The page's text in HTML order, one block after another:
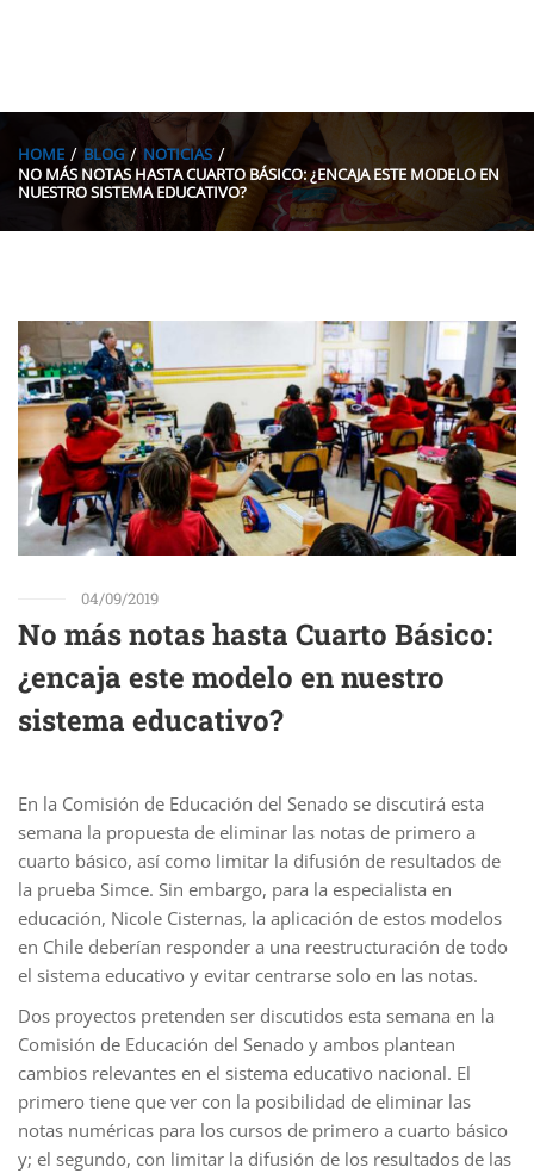
HOME BLOG
NOTICIAS
NO MÁS NOTAS HASTA CUARTO BÁSICO: ¿ENCAJA ESTE MODELO EN
NUESTRO SISTEMA EDUCATIVO?
04/09/2019
No más notas hasta Cuarto Básico:
¿encaja este modelo en nuestro
sistema educativo?
En la Comisión de Educación del Senado se discutirá esta
semana la propuesta de eliminar las notas de primero a
cuarto básico, así como limitar la difusión de resultados de
la prueba Simce. Sin embargo, para la especialista en
educación, Nicole Cisternas, la aplicación de estos modelos
en Chile deberían responder a una reestructuración de todo
el sistema educativo y evitar centrarse solo en las notas.
Dos proyectos pretenden ser discutidos esta semana en la
Comisión de Educación del Senado y ambos plantean
cambios relevantes en el sistema educativo nacional. El
primero tiene que ver con la posibilidad de eliminar las
notas numéricas para los cursos de primero a cuarto básico
y; el segundo, con limitar la difusión de los resultados de las